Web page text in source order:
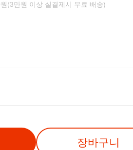
(3만원 이상 실결제시 무료 배송)
장바구니